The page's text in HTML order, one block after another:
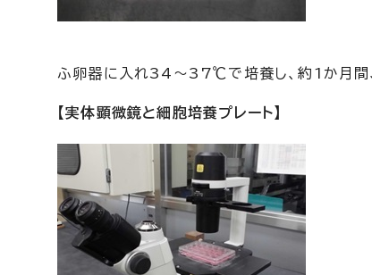
ふ卵器に入れ34～37℃で培養し、約1か月間
【実体顕微鏡と細胞培養プレート】